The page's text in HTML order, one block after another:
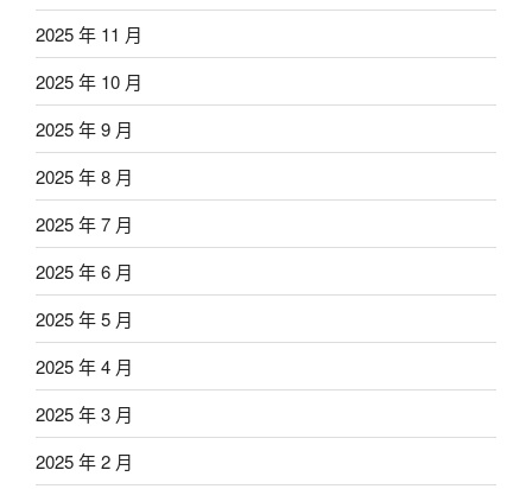
2025 年 11 月
2025 年 10 月
2025 年 9 月
2025 年 8 月
2025 年 7 月
2025 年 6 月
2025 年 5 月
2025 年 4 月
2025 年 3 月
2025 年 2 月